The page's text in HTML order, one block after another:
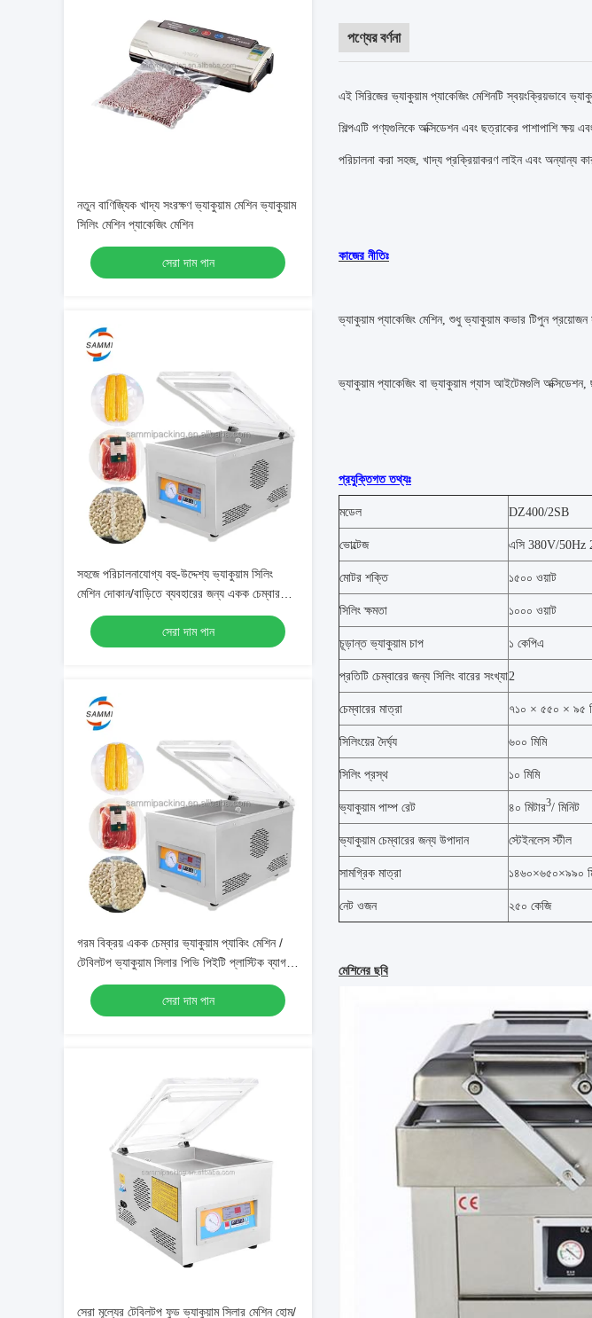
নতুন বাণিজ্যিক খাদ্য সংরক্ষণ ভ্যাকুয়াম মেশিন ভ্যাকুয়াম
সিলিং মেশিন প্যাকেজিং মেশিন
সেরা দাম পান
সহজে পরিচালনাযোগ্য বহু-উদ্দেশ্য ভ্যাকুয়াম সিলিং
মেশিন দোকান/বাড়িতে ব্যবহারের জন্য একক চেম্বার
ভ্যাকুয়াম প্যাকার, যা পিভি পিইটি ব্যাগে খাদ্য
প্যাকিংয়ের জন্য ব্যবহৃত হয়সেরা দাম পান
গরম বিক্রয় একক চেম্বার ভ্যাকুয়াম প্যাকিং মেশিন /
টেবিলটপ ভ্যাকুয়াম সিলার পিভি পিইটি প্লাস্টিক ব্যাগ,
গরুর মাংস/সামুদ্রিক খাবার/মাংস/মিষ্টি/শস্যের জন্য
সেরা দাম পান
সেরা মূল্যের টেবিলটপ ফুড ভ্যাকুয়াম সিলার মেশিন হোম/
পণ্যের বর্ণনা
এই সিরিজের ভ্যাকুয়াম প্যাকেজিং মেশিনটি স্বয়ংক্রিয়ভাবে
শিল্পএটি পণ্যগুলিকে অক্সিডেশন এবং ছত্রাকের পাশাপাশি ক্ষয়
পরিচালনা করা সহজ, খাদ্য প্রক্রিয়াকরণ লাইন এবং অন্যান্য
কাজের নীতিঃ
ভ্যাকুয়াম প্যাকেজিং মেশিন, শুধু ভ্যাকুয়াম কভার টিপুন প্রয়োজন
ভ্যাকুয়াম প্যাকেজিং বা ভ্যাকুয়াম গ্যাস আইটেমগুলি
প্রযুক্তিগত তথ্যঃ
মডেল DZ400/2SB
ভোল্টেজ এসি 380V/50Hz
মোটর শক্তি ১৫০০ ওয়াট
সিলিং ক্ষমতা ১০০০ ওয়াট
চূড়ান্ত ভ্যাকুয়াম চাপ ১ কেপিএ
প্রতিটি চেম্বারের জন্য সিলিং বারের সংখ্যা2
চেম্বারের মাত্রা ৭১০ × ৫৫০ × ৯৫
সিলিংয়ের দৈর্ঘ্য ৬০০ মিমি
সিলিং প্রস্থ ১০ মিমি
ভ্যাকুয়াম পাম্প রেট ৪০ মিটার3/ মিনিট
ভ্যাকুয়াম চেম্বারের জন্য উপাদান স্টেইনলেস স্টীল
সামগ্রিক মাত্রা ১৪৬০×৬৫০×৯৯০
নেট ওজন ২৫০ কেজি
মেশিনের ছবি